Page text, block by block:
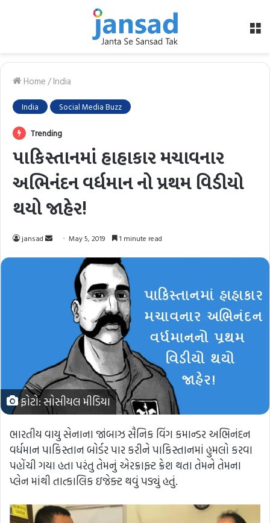
Home/India
India Social Media Buzz
Trending
પાકિસ્તાનમાં હાહાકાર મચાવનાર
અભિનંદન વર્ધમાન નો પ્રથમ વિડીયો
થયો જાહેર!
jansad
Send May 5, 2019 1 minute read
ફોટો: સોસીયલ મીડિયા
ભારતીય વાયુ સેનાના જાંબાઝ સૈનિક વિંગ કમાન્ડર અભિનંદન
વર્ધમાન પાકિસ્તાન બોર્ડર પાર કરીને પાકિસ્તાનમાં હુમલો કરવા
પહોંચી ગયા હતા પરંતુ તેમનું એરક્રાફ્ટ ક્રેશ થતા તેમને તેમના
પ્લેન માંથી તાત્કાલિક ઇજેક્ટ થવું પડ્યું હતું.